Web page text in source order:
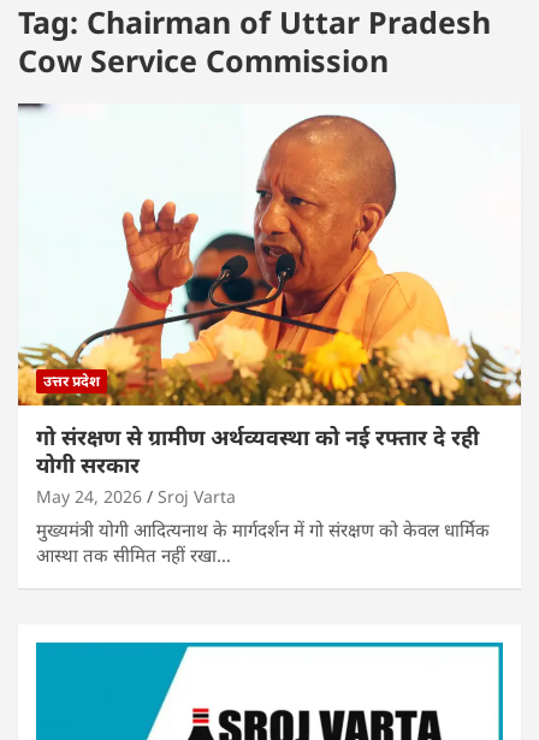
Tag: Chairman of Uttar Pradesh
Cow Service Commission
उत्तर प्रदेश
गो संरक्षण से ग्रामीण अर्थव्यवस्था को नई रफ्तार दे रही
योगी सरकार
May 24, 2026 Sroj Varta
मुख्यमंत्री योगी आदित्यनाथ के मार्गदर्शन में गो संरक्षण को केवल धार्मिक
आस्था तक सीमित नहीं रखा…